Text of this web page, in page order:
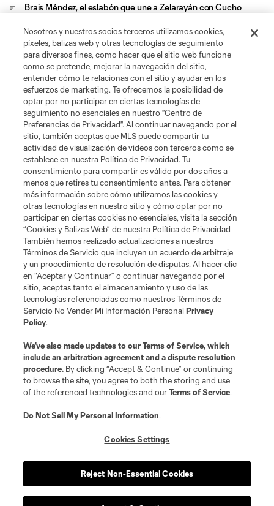
Brais Méndez, el eslabón que une a Zelarayán con Cucho
El legado de la mejor época de MLS continúa en la era 3.0
Acerca de MLS
Social
Tienda
Club Sites
Términos de servicio Política de privacidad
No vender mi información
Cookies Settings
©2026 MLS. El nombre y escudo de la Major League Soccer y MLS son
marcas registradas de League Soccer, L.L.C. (“MLS”). Los nombres y logos
de los equipos de la MLS están registrados y son marcas bajo ley común
desautorizado está prohibido.
Nosotros y nuestros socios terceros utilizamos cookies,
píxeles, balizas web y otras tecnologías de seguimiento
para diversos fines, como hacer que el sitio web funcione
como se pretende, mejorar la navegación del sitio,
entender cómo te relacionas con el sitio y ayudar en los
esfuerzos de marketing. Te ofrecemos la posibilidad de
optar por no participar en ciertas tecnologías de
seguimiento no esenciales en nuestro "Centro de
Preferencias de Privacidad". Al continuar navegando por el
sitio, también aceptas que MLS puede compartir tu
actividad de visualización de videos con terceros como se
establece en nuestra Política de Privacidad. Tu
consentimiento para compartir es válido por dos años a
menos que retires tu consentimiento antes. Para obtener
más información sobre cómo utilizamos las cookies y
otras tecnologías en nuestro sitio y cómo optar por no
participar en ciertas cookies no esenciales, visita la sección
“Cookies y Balizas Web” de nuestra Política de Privacidad
También hemos realizado actualizaciones a nuestros
Términos de Servicio que incluyen un acuerdo de arbitraje
y un procedimiento de resolución de disputas. Al hacer clic
en “Aceptar y Continuar” o continuar navegando por el
sitio, aceptas tanto el almacenamiento y uso de las
tecnologías referenciadas como nuestros Términos de
Servicio No Vender Mi Información PersonalPrivacy
Policy.
We’ve also made updates to ourTerms of Service, which
include an arbitration agreement and a dispute resolution
procedure. By clicking “Accept & Continue” or continuing
to browse the site, you agree to both the storing and use
of the referenced technologies and ourTerms of Service.
Do Not Sell My Personal Information.
Cookies Settings
Reject Non-Essential Cookies